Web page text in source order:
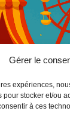
Gérer le
expériences,
pour stocker et/ou
à ces